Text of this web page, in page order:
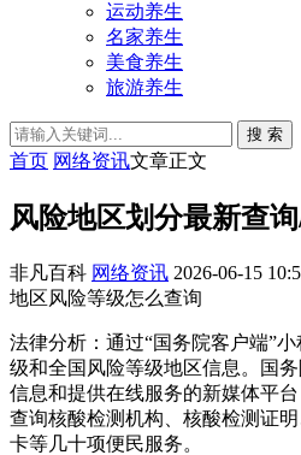
运动养生
名家养生
美食养生
旅游养生
搜 索
首页 网络资讯文章正文
风险地区划分最新查
非凡百科 网络资讯 2026-06-15
地区风险等级怎么查询
法律分析：通过“国务院客户端”
级和全国风险等级地区信息。国
信息和提供在线服务的新媒体平
查询核酸检测机构、核酸检测证
卡等几十项便民服务。